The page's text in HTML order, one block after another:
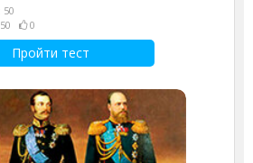
0
Пройти тест